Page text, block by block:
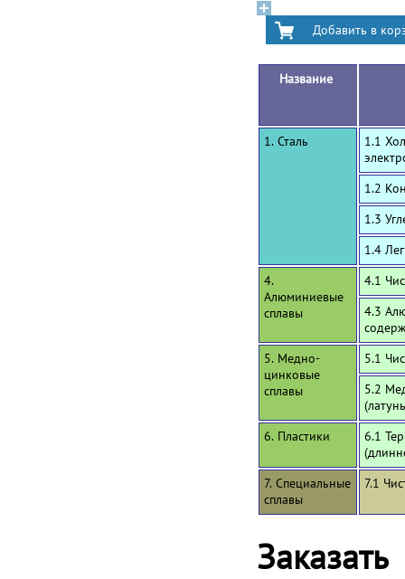
Название
1. Сталь
1.1
1.2
1.3
1.4
4.
Алюминиевые
сплавы
4.1
4.3
5. Медно-
цинковые
сплавы
5.1
5.2
6. Пластики
6.1
7. Специальные
сплавы
7.1
Заказать